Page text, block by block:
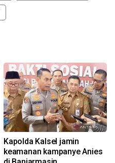
Kapolda Kalsel jamin
keamanan kampanye Anies